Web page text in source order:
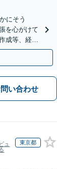
にそう
を心がけて
成等、経験
い合わせ
ュ
東京都